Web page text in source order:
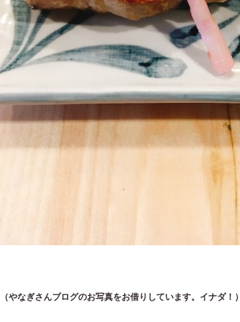
（やなぎさんブログのお写真をお借りしています。イナダ！）